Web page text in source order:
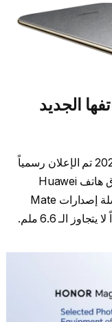
الجديد
خلال الشهر الجارِ نوفمبر/تشرين الثاني 2025 تم الإعلان رسمياً
من قِبل شركة “هواوي” الصينية عن إطلاق هاتف Huawei
Mate 70 Air، وهو الوافد الجديد إلى سلسلة إصدارات Mate